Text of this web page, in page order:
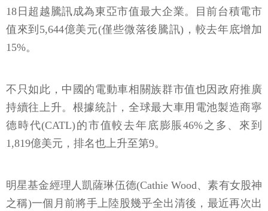
18日超越騰訊成為東亞市值最大企業。目前台積電市
值來到5,644億美元(僅些微落後騰訊)，較去年底增加
15%。
不只如此，中國的電動車相關族群市值也因政府推廣
持續往上升。根據統計，全球最大車用電池製造商寧
德時代(CATL)的市值較去年底膨脹46%之多、來到
1,819億美元，排名也上升至第9。
明星基金經理人凱薩琳伍德(Cathie Wood、素有女股神
之稱)一個月前將手上陸股幾乎全出清後，最近再次出